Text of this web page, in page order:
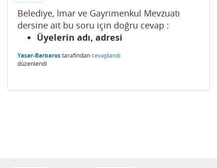
Belediye, İmar ve Gayrimenkul Mevzuatı
dersine ait bu soru için doğru cevap :
Üyelerin adı, adresi
Yasar-Barbarostarafındancevaplandı
düzenlendi